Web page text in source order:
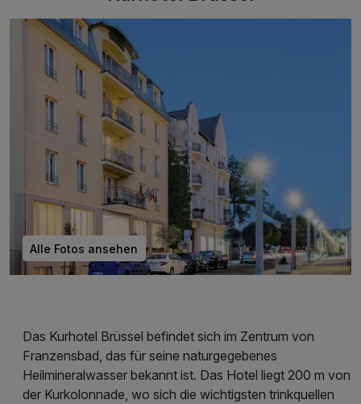
Alle Fotos ansehen
Das Kurhotel Brüssel befindet sich im Zentrum von
Franzensbad, das für seine naturgegebenes
Heilmineralwasser bekannt ist. Das Hotel liegt 200 m von
der Kurkolonnade, wo sich die wichtigsten trinkquellen